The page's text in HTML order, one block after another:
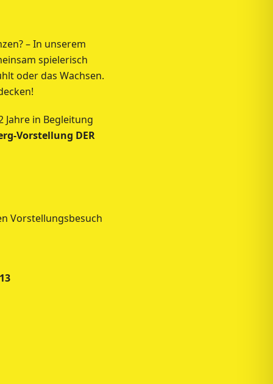
– In unserem
spielerisch
oder das Wachsen.
Jahre in Begleitung
Vorstellung DER
Vorstellungsbesuch